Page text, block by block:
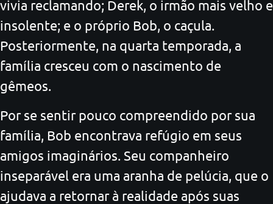
vivia reclamando; Derek, o irmão mais velho e
insolente; e o próprio Bob, o caçula.
Posteriormente, na quarta temporada, a
família cresceu com o nascimento de
gêmeos.
Por se sentir pouco compreendido por sua
família, Bob encontrava refúgio em seus
amigos imaginários. Seu companheiro
inseparável era uma aranha de pelúcia, que o
ajudava a retornar à realidade após suas